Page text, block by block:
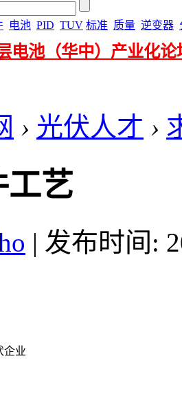
电池 PID TUV 标准 质量 逆变器
电池（华中）产业化论
› 光伏人才 ›
工艺
| 发布时间:
企业